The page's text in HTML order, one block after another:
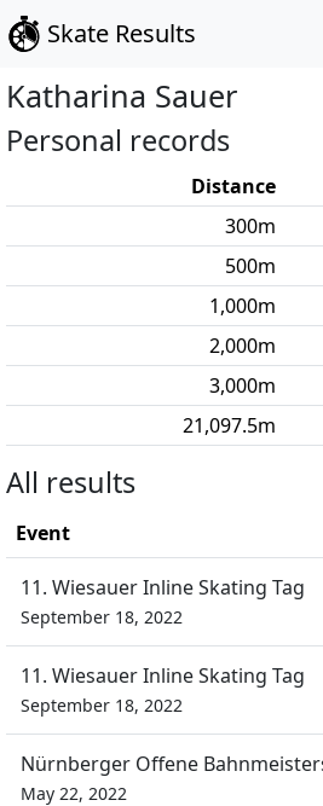
Skate Results
Katharina Sauer
Personal records
Distance
300m
500m
1,000m
2,000m
3,000m
21,097.5m
All results
Event
11. Wiesauer Inline Skating Tag
September 18, 2022
11. Wiesauer Inline Skating Tag
September 18, 2022
Nürnberger Offene
May 22, 2022